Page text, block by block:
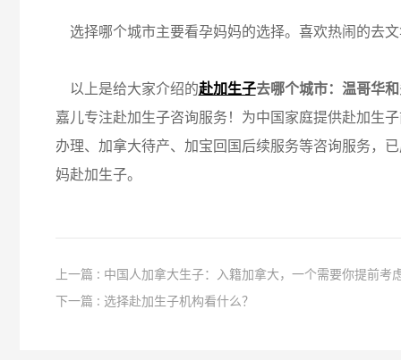
选择哪个城市主要看孕妈妈的选择。喜欢热闹的去
以上是给大家介绍的赴加生子去哪个城市：温哥华
嘉儿专注赴加生子咨询服务！为中国家庭提供赴加生
办理、加拿大待产、加宝回国后续服务等咨询服务，
妈赴加生子。
上一篇 : 中国人加拿大生子：入籍加拿大，一个需要你提前考
下一篇 : 选择赴加生子机构看什么？